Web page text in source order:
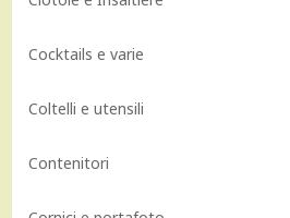
Cocktails e varie
Coltelli e utensili
Contenitori